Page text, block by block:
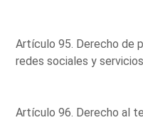
Artículo 95. Derecho de
redes sociales y
Artículo 96. Derecho al